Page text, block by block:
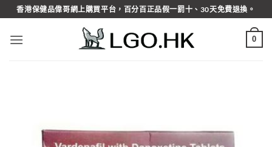
Skip
to
content
香港保健品偉哥網上購買平台，百分百正品假一罰十、30天免費退換。
0